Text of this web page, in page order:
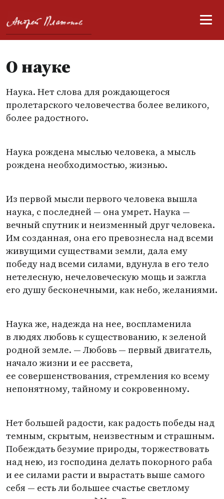
О науке
Наука. Нет слова для рождающегося
пролетарского человечества более великого,
более радостного.
Наука рождена мыслью человека, а мысль
рождена необходимостью, жизнью.
Из первой мысли первого человека вышла
наука, с последней — она умрет. Наука —
вечный спутник и неизменный друг человека.
Им созданная, она его превознесла над всеми
живущими существами земли, дала ему
победу над всеми силами, вдунула в его тело
нетелесную, нечеловеческую мощь и зажгла
его душу бесконечными, как небо, желаниями.
Наука же, надежда на нее, воспламенила
в людях любовь к существованию, к зеленой
родной земле. — Любовь — первый двигатель,
начало жизни и ее рассвета,
ее совершенствования, стремления ко всему
непонятному, тайному и сокровенному.
Нет большей радости, как радость победы над
темным, скрытым, неизвестным и страшным.
Побеждать безумие природы, торжествовать
над нею, из господина делать покорного раба
и ее силами расти и вырастать выше самого
себя — есть ли большее счастье светлому